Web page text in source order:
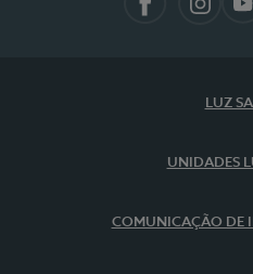
LUZ
UNIDADES
COMUNICAÇÃO DE